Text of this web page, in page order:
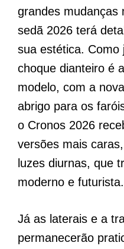
grandes mudanças
sedã 2026 terá
sua estética. Como
choque dianteiro é
modelo, com a
abrigo para os
o Cronos 2026
versões mais
luzes diurnas, que
moderno e futurista.
Já as laterais e a
permanecerão